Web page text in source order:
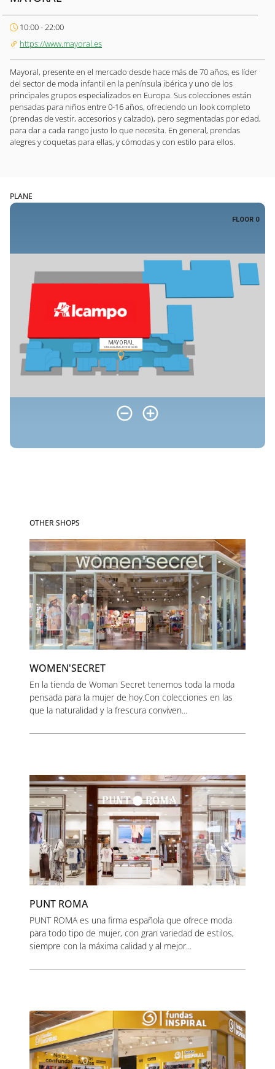
10:00 - 22:00
https://www.mayoral.es
Mayoral, presente en el mercado desde hace más de 70 años, es líder
del sector de moda infantil en la península ibérica y uno de los
principales grupos especializados en Europa. Sus colecciones están
pensadas para niños entre 0-16 años, ofreciendo un look completo
(prendas de vestir, accesorios y calzado), pero segmentadas por edad,
para dar a cada rango justo lo que necesita. En general, prendas
alegres y coquetas para ellas, y cómodas y con estilo para ellos.
PLANE
OTHER SHOPS
WOMEN'SECRET
En la tienda de Woman Secret tenemos toda la moda
pensada para la mujer de hoy.Con colecciones en las
que la naturalidad y la frescura conviven...
PUNT ROMA
PUNT ROMA es una firma española que ofrece moda
para todo tipo de mujer, con gran variedad de estilos,
siempre con la máxima calidad y al mejor...